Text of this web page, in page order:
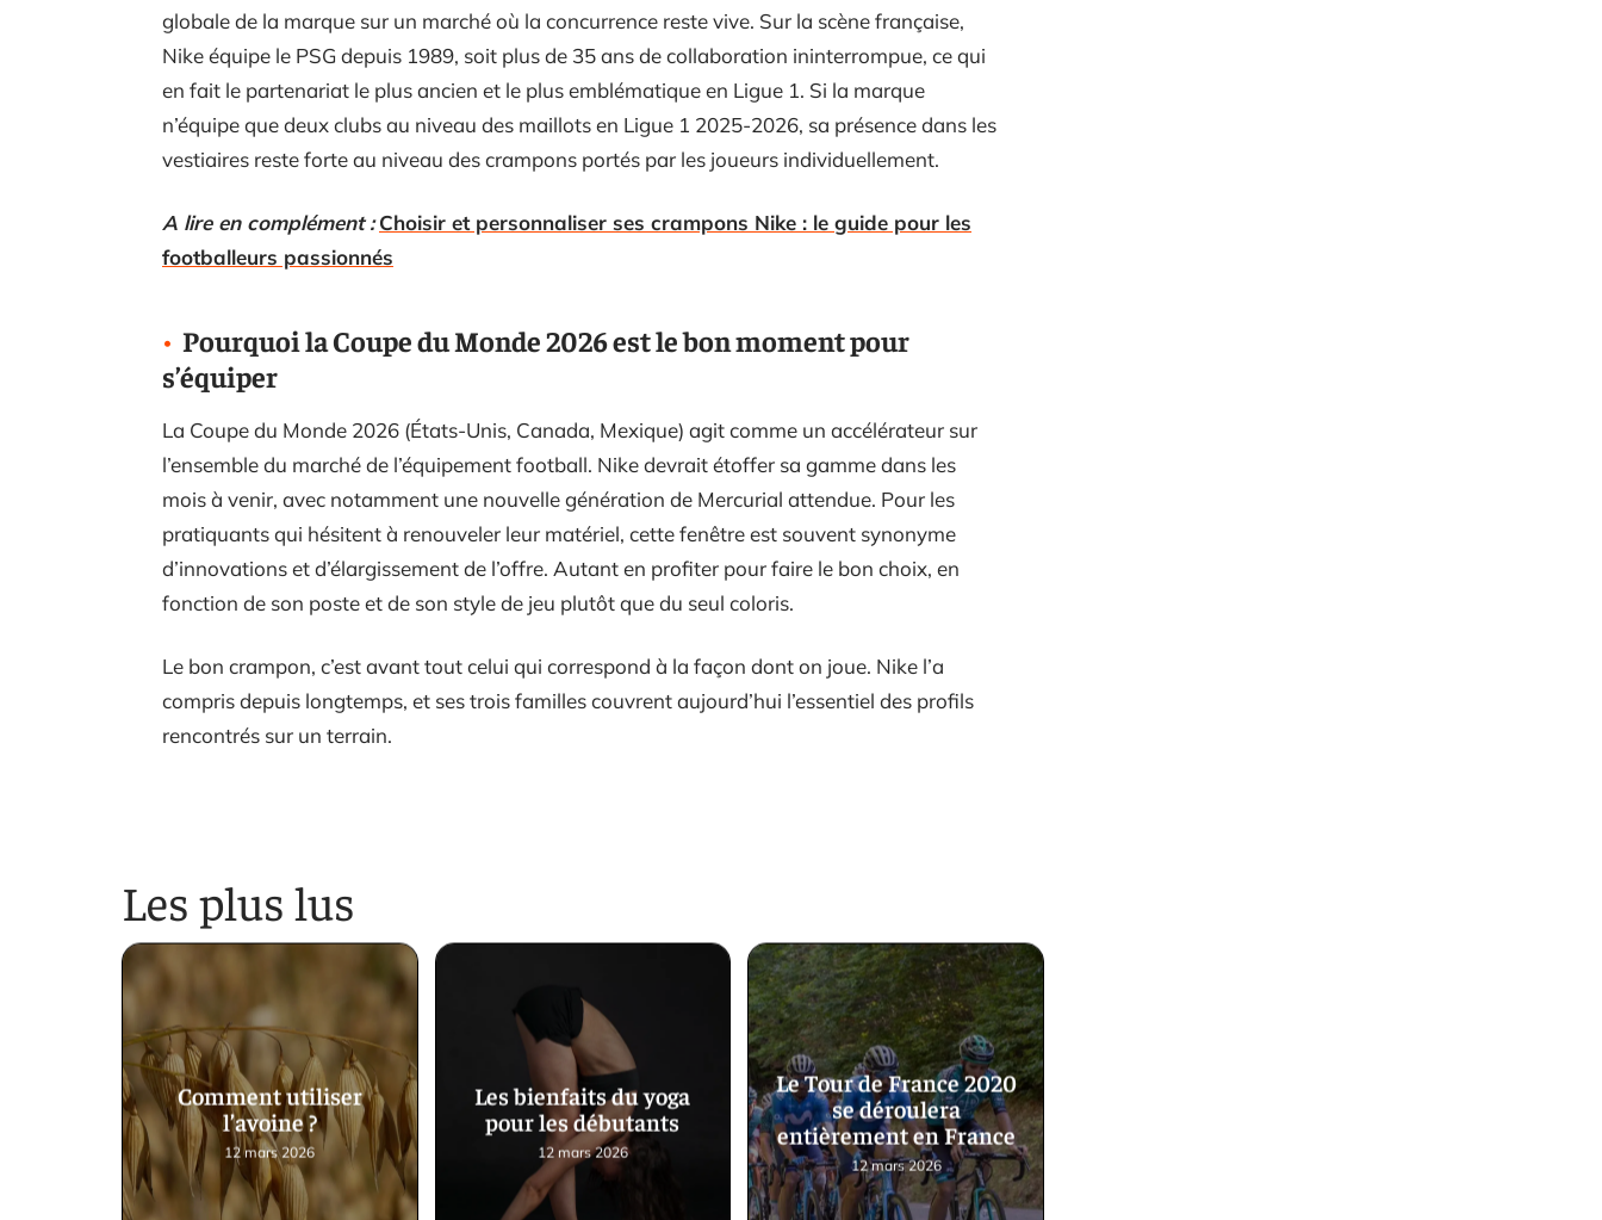
globale de la marque sur un marché où la concurrence reste vive. Sur la scène française,
Nike équipe le PSG depuis 1989, soit plus de 35 ans de collaboration ininterrompue, ce qui
en fait le partenariat le plus ancien et le plus emblématique en Ligue 1. Si la marque
n’équipe que deux clubs au niveau des maillots en Ligue 1 2025-2026, sa présence dans les
vestiaires reste forte au niveau des crampons portés par les joueurs individuellement.
A lire en complément : Choisir et personnaliser ses crampons Nike : le guide pour les
footballeurs passionnés
Pourquoi la Coupe du Monde 2026 est le bon moment pour
s’équiper
La Coupe du Monde 2026 (États-Unis, Canada, Mexique) agit comme un accélérateur sur
l’ensemble du marché de l’équipement football. Nike devrait étoffer sa gamme dans les
mois à venir, avec notamment une nouvelle génération de Mercurial attendue. Pour les
pratiquants qui hésitent à renouveler leur matériel, cette fenêtre est souvent synonyme
d’innovations et d’élargissement de l’offre. Autant en profiter pour faire le bon choix, en
fonction de son poste et de son style de jeu plutôt que du seul coloris.
Le bon crampon, c’est avant tout celui qui correspond à la façon dont on joue. Nike l’a
compris depuis longtemps, et ses trois familles couvrent aujourd’hui l’essentiel des profils
rencontrés sur un terrain.
Les plus lus
Comment utiliser
l’avoine ?
12 mars 2026
Les bienfaits du yoga
pour les débutants
12 mars 2026
Le Tour de France 2020
se déroulera
entièrement en France
12 mars 2026